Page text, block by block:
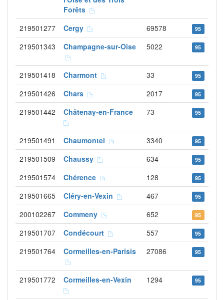
Forêts
219501277
Cergy 69578 95
219501343 Champagne-sur-Oise 5022 95
219501418 Charmont 33 95
219501426 Chars 2017 95
219501442 Châtenay-en-France 73 95
219501491 Chaumontel 3340 95
219501509 Chaussy 634 95
219501574 Chérence 128 95
219501665 Cléry-en-Vexin 467 95
200102267 Commeny 652 95
219501707 Condécourt 557 95
219501764 Cormeilles-en-Parisis 27086 95
219501772 Cormeilles-en-Vexin 1294 95